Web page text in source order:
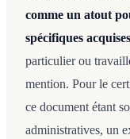
comme un atout
spécifiques acquises
particulier ou
mention. Pour le
ce document étant
administratives, un